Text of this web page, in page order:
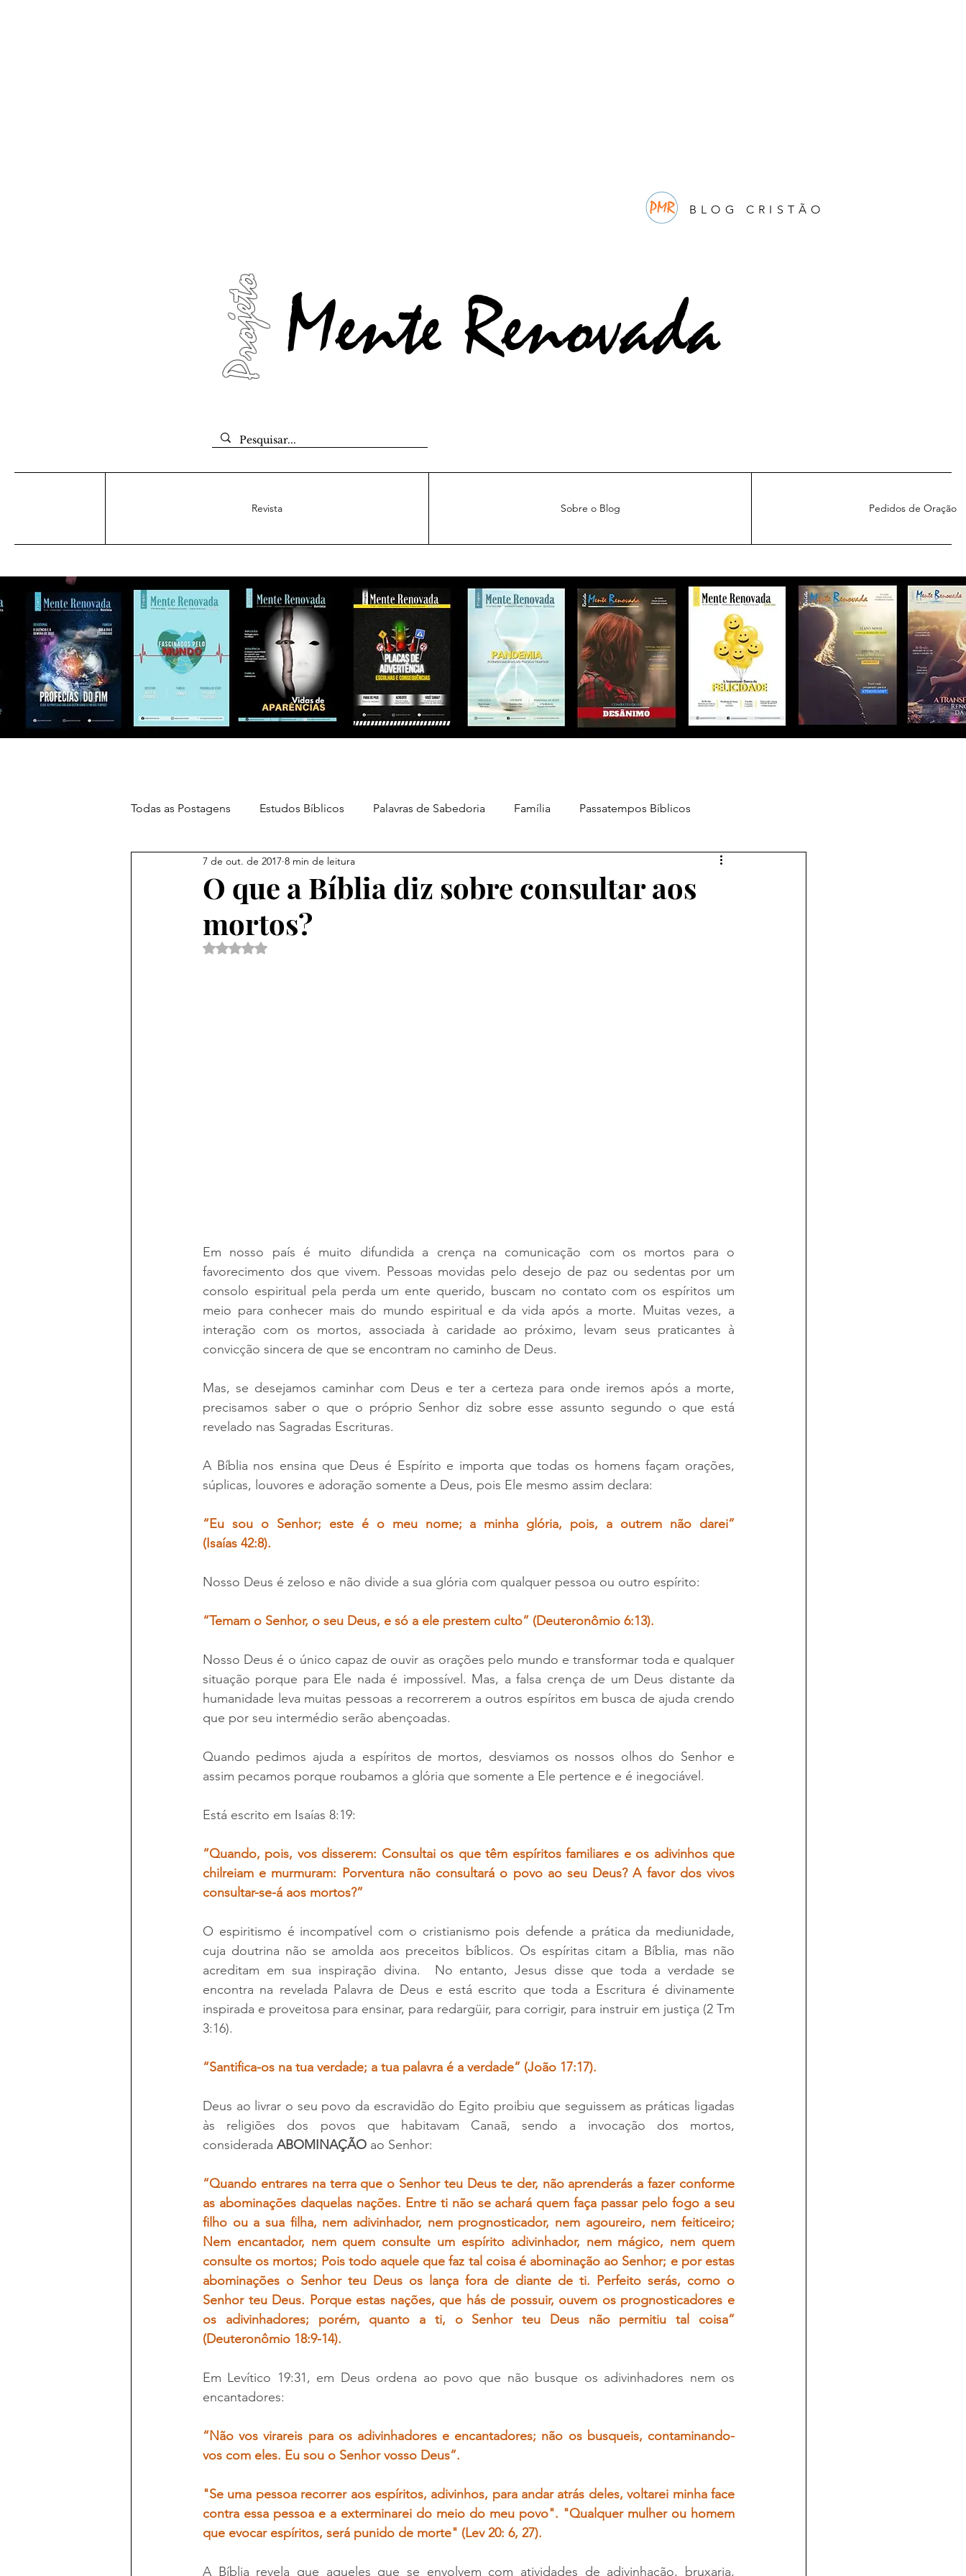
BLOG CRISTÃO
ProjetoMente Renovada
Revista Sobre o Blog Pedidos de Oração
Todas as Postagens Estudos Bíblicos Palavras de Sabedoria Família Passatempos Bíblicos
Perguntas/Respostas Devocionais
O que a Bíblia diz sobre consultar aos
mortos?
7 de out. de 2017 8 min de leitura
Avaliado com NaN de 5 estrelas.
Em nosso país é muito difundida a crença na comunicação com os mortos para o
favorecimento dos que vivem. Pessoas movidas pelo desejo de paz ou sedentas por um
consolo espiritual pela perda um ente querido, buscam no contato com os espíritos um
meio para conhecer mais do mundo espiritual e da vida após a morte. Muitas vezes, a
interação com os mortos, associada à caridade ao próximo, levam seus praticantes à
convicção sincera de que se encontram no caminho de Deus.
Mas, se desejamos caminhar com Deus e ter a certeza para onde iremos após a morte,
precisamos saber o que o próprio Senhor diz sobre esse assunto segundo o que está
revelado nas Sagradas Escrituras.
A Bíblia nos ensina que Deus é Espírito e importa que todas os homens façam orações,
súplicas, louvores e adoração somente a Deus, pois Ele mesmo assim declara:
“Eu sou o Senhor; este é o meu nome; a minha glória, pois, a outrem não darei”
(Isaías 42:8).
Nosso Deus é zeloso e não divide a sua glória com qualquer pessoa ou outro espírito:
“Temam o Senhor, o seu Deus, e só a ele prestem culto” (Deuteronômio 6:13).
Nosso Deus é o único capaz de ouvir as orações pelo mundo e transformar toda e qualquer
situação porque para Ele nada é impossível. Mas, a falsa crença de um Deus distante da
humanidade leva muitas pessoas a recorrerem a outros espíritos em busca de ajuda crendo
que por seu intermédio serão abençoadas.
Quando pedimos ajuda a espíritos de mortos, desviamos os nossos olhos do Senhor e
assim pecamos porque roubamos a glória que somente a Ele pertence e é inegociável.
Está escrito em Isaías 8:19:
“Quando, pois, vos disserem: Consultai os que têm espíritos familiares e os adivinhos que
chilreiam e murmuram: Porventura não consultará o povo ao seu Deus? A favor dos vivos
consultar-se-á aos mortos?”
O espiritismo é incompatível com o cristianismo pois defende a prática da mediunidade,
cuja doutrina não se amolda aos preceitos bíblicos. Os espíritas citam a Bíblia, mas não
acreditam em sua inspiração divina.  No entanto, Jesus disse que toda a verdade se
encontra na revelada Palavra de Deus e está escrito que toda a Escritura é divinamente
inspirada e proveitosa para ensinar, para redargüir, para corrigir, para instruir em justiça (2 Tm
3:16).
“Santifica-os na tua verdade; a tua palavra é a verdade” (João 17:17).
Deus ao livrar o seu povo da escravidão do Egito proibiu que seguissem as práticas ligadas
às religiões dos povos que habitavam Canaã, sendo a invocação dos mortos,
considerada ABOMINAÇÃO ao Senhor:
“Quando entrares na terra que o Senhor teu Deus te der, não aprenderás a fazer conforme
as abominações daquelas nações. Entre ti não se achará quem faça passar pelo fogo a seu
filho ou a sua filha, nem adivinhador, nem prognosticador, nem agoureiro, nem feiticeiro;
Nem encantador, nem quem consulte um espírito adivinhador, nem mágico, nem quem
consulte os mortos; Pois todo aquele que faz tal coisa é abominação ao Senhor; e por estas
abominações o Senhor teu Deus os lança fora de diante de ti. Perfeito serás, como o
Senhor teu Deus. Porque estas nações, que hás de possuir, ouvem os prognosticadores e
os adivinhadores; porém, quanto a ti, o Senhor teu Deus não permitiu tal coisa”
(Deuteronômio 18:9-14).
Em Levítico 19:31, em Deus ordena ao povo que não busque os adivinhadores nem os
encantadores:
“Não vos virareis para os adivinhadores e encantadores; não os busqueis, contaminando-
vos com eles. Eu sou o Senhor vosso Deus”.
"Se uma pessoa recorrer aos espíritos, adivinhos, para andar atrás deles, voltarei minha face
contra essa pessoa e a exterminarei do meio do meu povo". "Qualquer mulher ou homem
que evocar espíritos, será punido de morte" (Lev 20: 6, 27).
A Bíblia revela que aqueles que se envolvem com atividades de adivinhação, bruxaria,